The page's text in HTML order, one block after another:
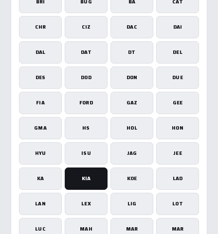
BRI BUG BA CAT
CHR CIZ DAC DAI
DAL DAT DT DEL
DES DOD DON DUE
FIA FORD GAZ GEE
GMA HS HOL HON
HYU ISU JAG JEE
KA KIA KOE LAD
LAN LEX LIG LOT
LUC MAH MAR MAR